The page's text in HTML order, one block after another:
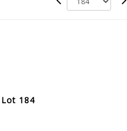
Lot 184